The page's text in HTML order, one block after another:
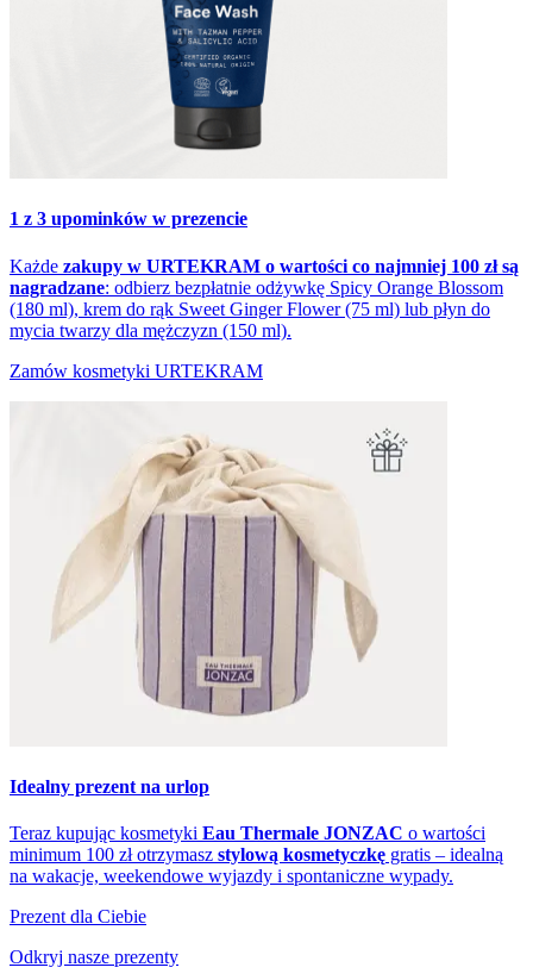
1 z 3 upominków w prezencie
Każde zakupy w URTEKRAM o wartości co najmniej 100 zł są
nagradzane: odbierz bezpłatnie odżywkę Spicy Orange Blossom
(180 ml), krem do rąk Sweet Ginger Flower (75 ml) lub płyn do
mycia twarzy dla mężczyzn (150 ml).
Zamów kosmetyki URTEKRAM
Idealny prezent na urlop
Teraz kupując kosmetyki Eau Thermale JONZAC o wartości
minimum 100 zł otrzymasz stylową kosmetyczkę gratis – idealną
na wakacje, weekendowe wyjazdy i spontaniczne wypady.
Prezent dla Ciebie
Odkryj nasze prezenty